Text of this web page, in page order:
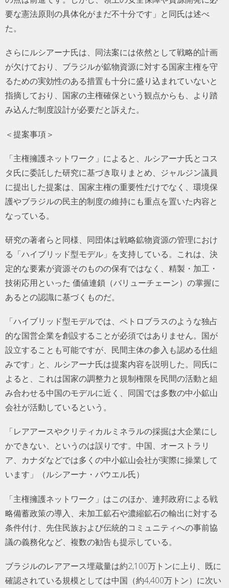
要な憲法原則の具体化がまだ不十分です」と同氏は述べ
た。
さらにルシアーナ氏は、同法案には依然として戦略的計画
が欠けており、ブラジルが鉱物資源に対する国家主権を守
るための実効性のある措置も十分に盛り込まれていないと
指摘しており、国家の主権確保という観点からも、より踏
み込んだ制度設計が必要だと訴えた。
＜提案事項＞
「主権擁護ネットワーク」によると、ルシアーナ氏とコス
タ氏に委託した研究に基づき取りまとめ、ジャルジン議員
に提出した提案は、国家主権の重要性だけでなく、環境保
護やブラジルの民主的制度の維持にも重点を置いた内容と
なっている。
研究の著者らと同様、同団体は戦略鉱物資源の管理におけ
る「ハイブリッド型モデル」を支持している。これは、決
定的な要素が資源そのものの保有ではなく、精製・加工・
技術応用といった 価値連鎖（バリューチェーン）の掌握に
あるとの認識に基づくものだ。
「ハイブリッド型モデルでは、ペトロブラスのような独占
的な国営企業を創設することが必須ではありません。国が
設立することも可能ですが、民間主体の参入も認める仕組
みです」と、ルシアーナ氏は提案内容を説明した。同氏に
よると、これは国家の調整力と規制権限を民間の活動と組
み合わせる中国のモデルに近く、同国では多数の中小鉱山
会社が活動しているという。
「レアアースやクリティカルミネラルの採掘は大企業にし
かできない、というのは誤りです。中国、オーストラリ
ア、カナダなどでは多くの中小鉱山会社が実際に操業して
います」（ルシアーナ・バウエル氏）
「主権擁護ネットワーク」はこのほか、連邦政府による戦
略備蓄政策の導入、未加工鉱石や濃縮鉱石の輸出に対する
条件付け、先住民族および伝統的コミュニティへの事前協
議の義務化など、複数の勧告も提示している。
ブラジルのレアアース埋蔵量は約2,100万トンに上り、既に
確認されている規模としては中国（約4,400万トン）に次い